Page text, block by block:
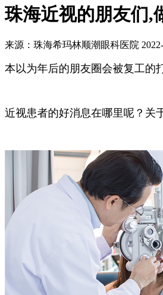
珠海近视的朋友们,
来源：珠海希玛林顺潮眼科医院
本以为年后的朋友圈会被复工的
近视患者的好消息在哪里呢？关